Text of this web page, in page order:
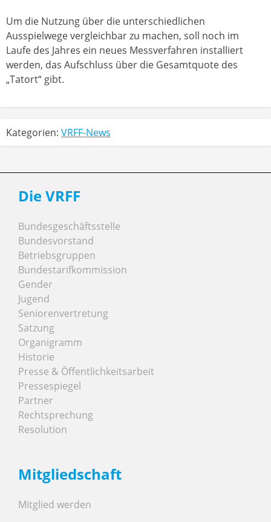
Um die Nutzung über die unterschiedlichen
Ausspielwege vergleichbar zu machen, soll noch im
Laufe des Jahres ein neues Messverfahren installiert
werden, das Aufschluss über die Gesamtquote des
„Tatort“ gibt.
Kategorien: VRFF-News
Die VRFF
Bundesgeschäftsstelle
Bundesvorstand
Betriebsgruppen
Bundestarifkommission
Gender
Jugend
Seniorenvertretung
Satzung
Organigramm
Historie
Presse & Öffentlichkeitsarbeit
Pressespiegel
Partner
Rechtsprechung
Resolution
Mitgliedschaft
Mitglied werden